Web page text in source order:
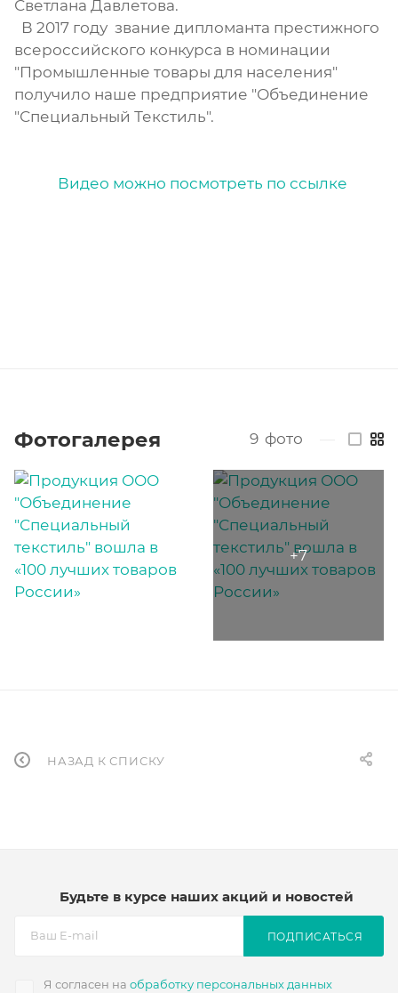
Светлана Давлетова.
В 2017 году звание дипломанта престижного
всероссийского конкурса в номинации
"Промышленные товары для населения"
получило наше предприятие "Объединение
"Специальный Текстиль".
Видео можно посмотреть по ссылке
Фотогалерея 9 фото
НАЗАД К СПИСКУ
Будьте в курсе наших акций и новостей
Я согласен на обработку персональных данных
ПОДПИСАТЬСЯ